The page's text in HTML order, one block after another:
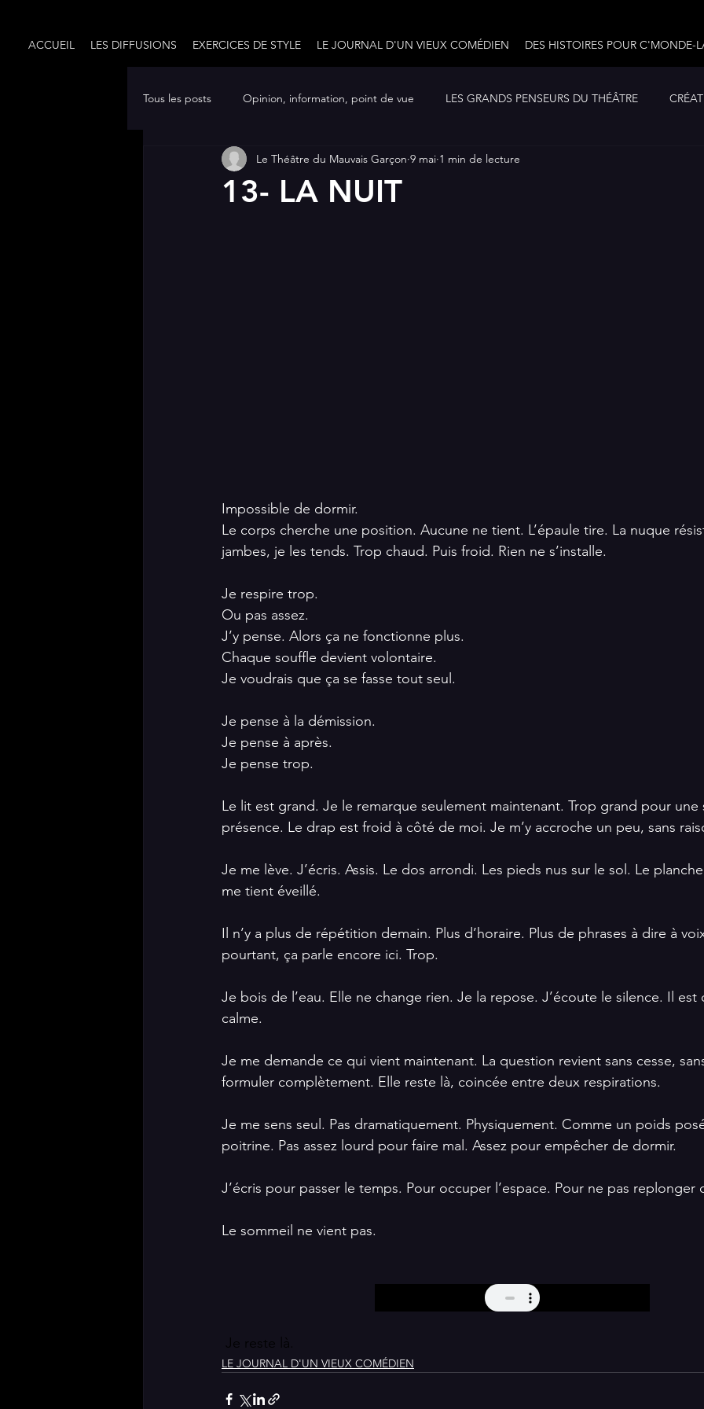
ACCUEIL LES DIFFUSIONS EXERCICES DE STYLE LE JOURNAL D'UN VIEUX COMÉDIEN DES HISTOIRES POUR C'MONDE-
Tous les posts Opinion, information, point de vue LES GRANDS PENSEURS DU THÉÂTRE
CRÉATION (texte de théâtre) 10 ouvrages à lire... LE JOURNAL D'UN VIEUX COMÉDIEN
13- LA NUIT
Le Théâtre du Mauvais Garçon 9 mai 1 min de lecture
Impossible de dormir.
Le corps cherche une position. Aucune ne tient. L’épaule tire. La nuque
jambes, je les tends. Trop chaud. Puis froid. Rien ne s’installe.
Je respire trop.
Ou pas assez.
J’y pense. Alors ça ne fonctionne plus.
Chaque souffle devient volontaire.
Je voudrais que ça se fasse tout seul.
Je pense à la démission.
Je pense à après.
Je pense trop.
Le lit est grand. Je le remarque seulement maintenant. Trop grand pour une
présence. Le drap est froid à côté de moi. Je m’y accroche un peu, sans
Je me lève. J’écris. Assis. Le dos arrondi. Les pieds nus sur le sol. Le
me tient éveillé.
Il n’y a plus de répétition demain. Plus d’horaire. Plus de phrases à dire à
pourtant, ça parle encore ici. Trop.
Je bois de l’eau. Elle ne change rien. Je la repose. J’écoute le silence. Il est
calme.
Je me demande ce qui vient maintenant. La question revient sans cesse,
formuler complètement. Elle reste là, coincée entre deux respirations.
Je me sens seul. Pas dramatiquement. Physiquement. Comme un poids
poitrine. Pas assez lourd pour faire mal. Assez pour empêcher de dormir.
J’écris pour passer le temps. Pour occuper l’espace. Pour ne pas replonger
Le sommeil ne vient pas.
Je reste là.
LE JOURNAL D'UN VIEUX COMÉDIEN